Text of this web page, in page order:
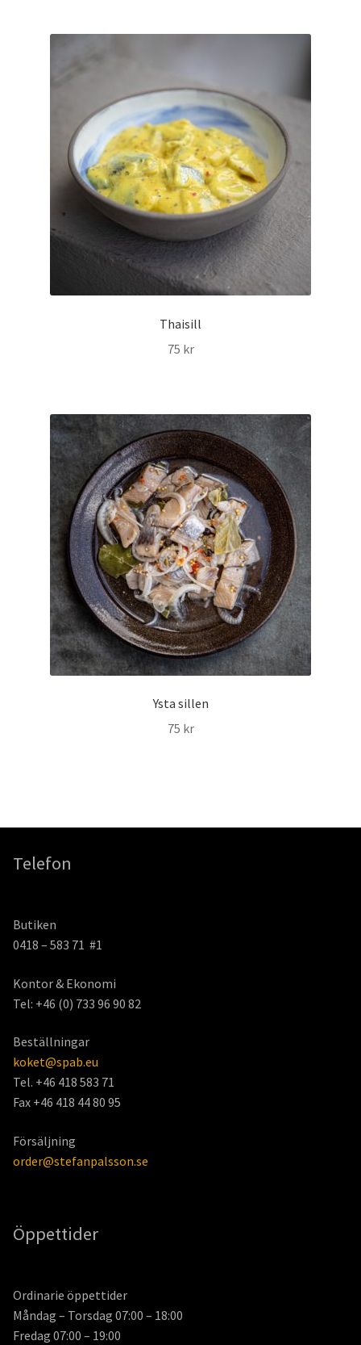
Thaisill
75 kr
Ysta sillen
75 kr
Telefon
Butiken
0418 – 583 71 #1
Kontor & Ekonomi
Tel: +46 (0) 733 96 90 82
Beställningar
koket@spab.eu
Tel. +46 418 583 71
Fax +46 418 44 80 95
Försäljning
order@stefanpalsson.se
Öppettider
Ordinarie öppettider
Måndag – Torsdag 07:00 – 18:00
Fredag 07:00 – 19:00